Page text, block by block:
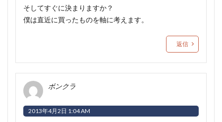
そしてすぐに決まりますか？
僕は直近に買ったものを軸に考えます。
返信
ボンクラ
2013年4月2日 1:04 AM